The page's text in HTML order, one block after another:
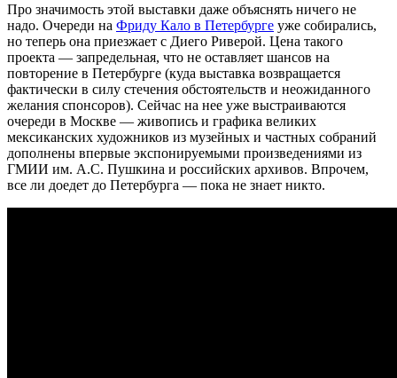
Про значимость этой выставки даже объяснять ничего не
надо. Очереди на Фриду Кало в Петербурге уже собирались,
но теперь она приезжает с Диего Риверой. Цена такого
проекта — запредельная, что не оставляет шансов на
повторение в Петербурге (куда выставка возвращается
фактически в силу стечения обстоятельств и неожиданного
желания спонсоров). Сейчас на нее уже выстраиваются
очереди в Москве — живопись и графика великих
мексиканских художников из музейных и частных собраний
дополнены впервые экспонируемыми произведениями из
ГМИИ им. А.С. Пушкина и российских архивов. Впрочем,
все ли доедет до Петербурга — пока не знает никто.